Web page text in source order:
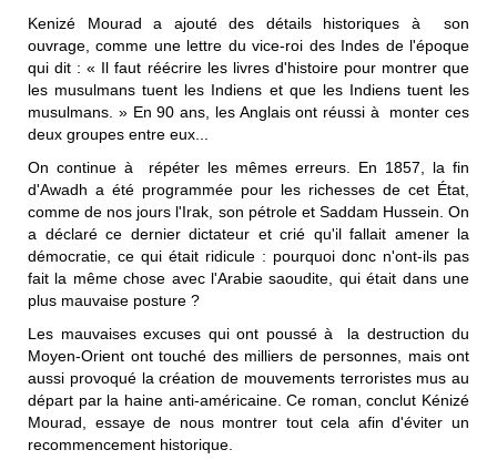
Kenizé Mourad a ajouté des détails historiques à son
ouvrage, comme une lettre du vice-roi des Indes de l'époque
qui dit : « Il faut réécrire les livres d'histoire pour montrer que
les musulmans tuent les Indiens et que les Indiens tuent les
musulmans. » En 90 ans, les Anglais ont réussi à monter ces
deux groupes entre eux...
On continue à répéter les mêmes erreurs. En 1857, la fin
d'Awadh a été programmée pour les richesses de cet État,
comme de nos jours l'Irak, son pétrole et Saddam Hussein. On
a déclaré ce dernier dictateur et crié qu'il fallait amener la
démocratie, ce qui était ridicule : pourquoi donc n'ont-ils pas
fait la même chose avec l'Arabie saoudite, qui était dans une
plus mauvaise posture ?
Les mauvaises excuses qui ont poussé à la destruction du
Moyen-Orient ont touché des milliers de personnes, mais ont
aussi provoqué la création de mouvements terroristes mus au
départ par la haine anti-américaine. Ce roman, conclut Kénizé
Mourad, essaye de nous montrer tout cela afin d'éviter un
recommencement historique.